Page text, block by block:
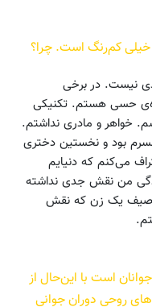
کم‌رنگ است. چرا؟
نیست. در برخی
حسی هستم. تکنیکی
خواهر و مادری نداشتم.
بود و نخستین دختری
می‌کنم که دنیایم
من نقش جدی نداشته
یک زن که نقش
است با این‌حال از
روحی دوران جوانی